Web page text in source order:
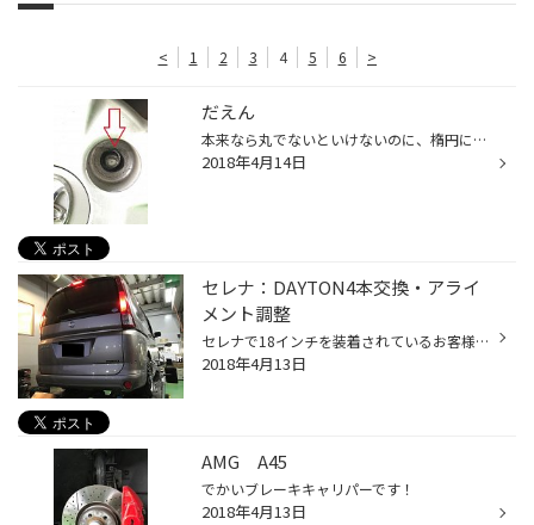
< 1 2 3 4 5 6 >
だえん
本来なら丸でないといけないのに、楕円になっていますよね。。。 ナットのホールが全て楕円になっていて、タイヤがど真ん中に付きません。 遠心力と負荷で、走行中にいつボルトが折れてもおかしくない状態です。 かなり危険な旨お客様にはお伝えさせて頂きました。 当店ではこのようなことをしっか...
2018年4月14日
セレナ：DAYTON4本交換・アライ
メント調整
セレナで18インチを装着されているお客様。 タイヤ4本交換と、偏摩耗を抑制するためにアライメント調整をさせて頂きました。 タイヤはDAYTON DT30 215/40R18。 がに股になっていたので、これを調整させていただきました。 このたびはありがとうございました！
2018年4月13日
AMG A45
でかいブレーキキャリパーです！
2018年4月13日